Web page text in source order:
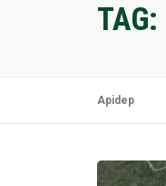
TAG:
Apidep